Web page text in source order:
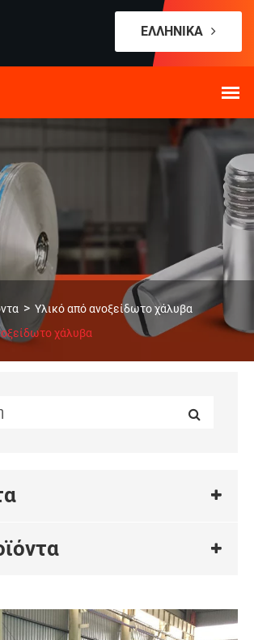
ΕΛΛΗΝΙΚΆ
Υλικό από ανοξείδωτο χάλυβα
χάλυβα